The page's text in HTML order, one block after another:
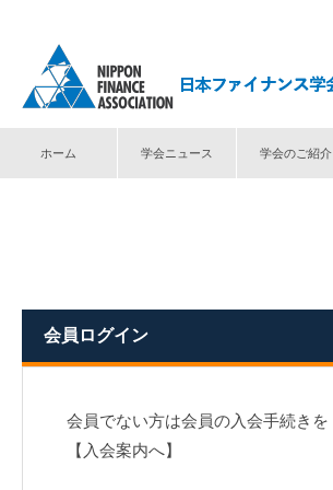
ホーム 学会ニュース 学会のご紹介
会員ログイン
会員でない方は会員の入会手続きを
【入会案内へ】